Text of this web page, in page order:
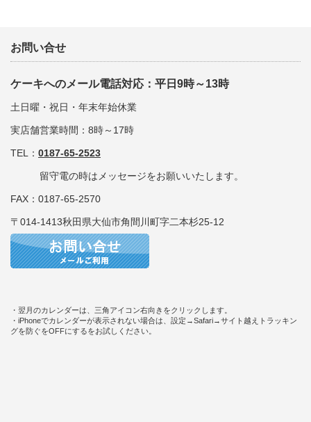
お問い合せ
ケーキへのメール電話対応：平日9時～13時
土日曜・祝日・年末年始休業
実店舗営業時間：8時～17時
TEL： 0187-65-2523
留守電の時はメッセージをお願いいたします。
FAX：0187-65-2570
〒014-1413秋田県大仙市角間川町字二本杉25-12
・翌月のカレンダーは、三角アイコン右向きをクリックします。
・iPhoneでカレンダーが表示されない場合は、設定→Safari→サイト越えトラッキン
グを防ぐをOFFにするをお試しください。